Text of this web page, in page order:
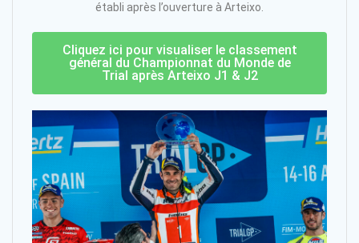
établi après l’ouverture à Arteixo.
Cliquez ici pour visualiser le classement
général du Championnat du Monde de
Trial après Arteixo J1 & J2